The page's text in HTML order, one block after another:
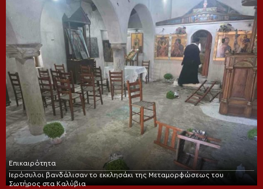
Επικαιρότητα
Ιερόσυλοι βανδάλισαν το εκκλησάκι της Μεταμορφώσεως του
Σωτήρος στα Καλύβια